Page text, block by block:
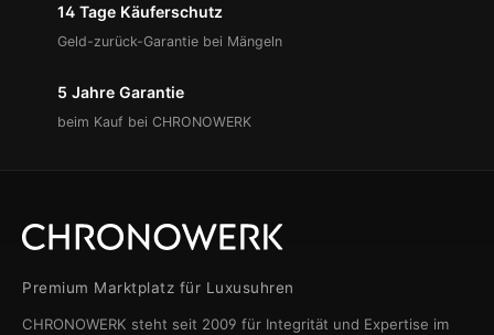
14 Tage Käuferschutz
Geld-zurück-Garantie bei Mängeln
5 Jahre Garantie
beim Kauf bei CHRONOWERK
Premium Marktplatz für Luxusuhren
CHRONOWERK steht seit 2009 für Integrität und Expertise im